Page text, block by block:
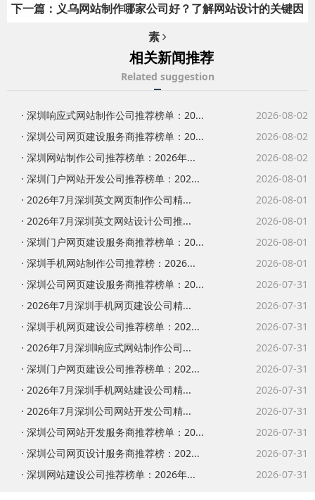
下一篇：义乌网站制作哪家公司好？了解网站设计的关键因
素
相关新闻推荐
Related suggestion
· 深圳响应式网站制作公司推荐榜单：20...
2026-08-02
· 深圳公司网页建设服务商推荐榜单：20...
2026-08-02
· 深圳网站制作公司推荐榜单：2026年...
2026-08-02
· 深圳门户网站开发公司推荐榜单：202...
2026-08-01
· 2026年7月深圳英文网页制作公司精...
2026-08-01
· 2026年7月深圳英文网站设计公司推...
2026-08-01
· 深圳门户网页建设服务商推荐榜单：20...
2026-08-01
· 深圳手机网站制作公司推荐榜：2026...
2026-08-01
· 深圳公司网页建设服务商推荐榜单：20...
2026-07-31
· 2026年7月深圳手机网页建设公司精...
2026-07-31
· 深圳手机网页建设公司推荐榜单：202...
2026-07-31
· 2026年7月深圳响应式网站制作公司...
2026-07-31
· 深圳门户网页建设公司推荐榜单：202...
2026-07-31
· 2026年7月深圳手机网站建设公司精...
2026-07-31
· 2026年7月深圳公司网站开发公司精...
2026-07-31
· 深圳公司网站开发服务商推荐榜单：20...
2026-07-31
· 深圳公司网页设计服务商推荐榜：202...
2026-07-31
· 深圳网站建设公司推荐榜单：2026年...
2026-07-31